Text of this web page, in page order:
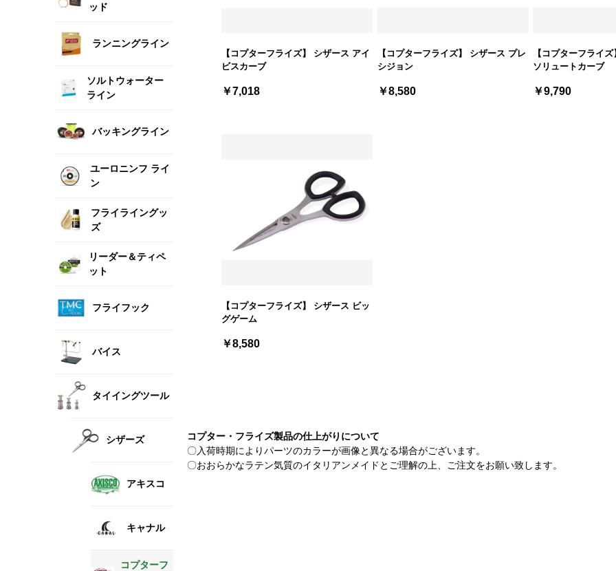
ッド
ランニングライン
ソルトウォーター
ライン
バッキングライン
ユーロニンフ ライ
ン
フライライングッ
ズ
リーダー＆ティペ
ット
フライフック
バイス
タイイングツール
シザーズ
アキスコ
キャナル
コプターフ
【コプターフライズ】 シザース アイ
ビスカーブ
￥7,018
【コプターフライズ】 シザース プレ
シジョン
￥8,580
【コプターフライ
ソリュートカーブ
￥9,790
【コプターフライズ】 シザース ビッ
グゲーム
￥8,580
コプター・フライズ製品の仕上がりについて
〇入荷時期によりパーツのカラーが画像と異なる場合がございます。
〇おおらかなラテン気質のイタリアンメイドとご理解の上、ご注文をお願い致します。